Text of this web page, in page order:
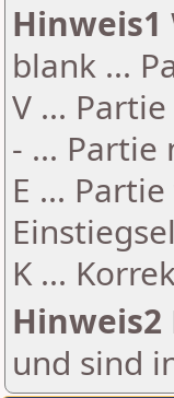
Hinweis1
blank ...
V ...
- ... Partie
E ...
K ...
Hinweis2
und sind